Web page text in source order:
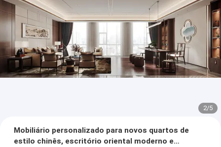
2/5
Mobiliário personalizado para novos quartos de
estilo chinês, escritório oriental moderno e